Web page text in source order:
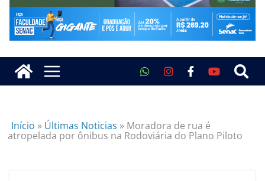
Início » Últimas Noticias » Moradora de rua é
atropelada por ônibus na Rodoviária do Plano Piloto